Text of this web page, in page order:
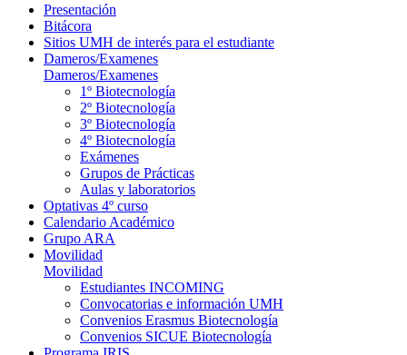
Presentación
Bitácora
Sitios UMH de interés para el estudiante
Dameros/Examenes
Dameros/Examenes
1º Biotecnología
2º Biotecnología
3º Biotecnología
4º Biotecnología
Exámenes
Grupos de Prácticas
Aulas y laboratorios
Optativas 4º curso
Calendario Académico
Grupo ARA
Movilidad
Movilidad
Estudiantes INCOMING
Convocatorias e información UMH
Convenios Erasmus Biotecnología
Convenios SICUE Biotecnología